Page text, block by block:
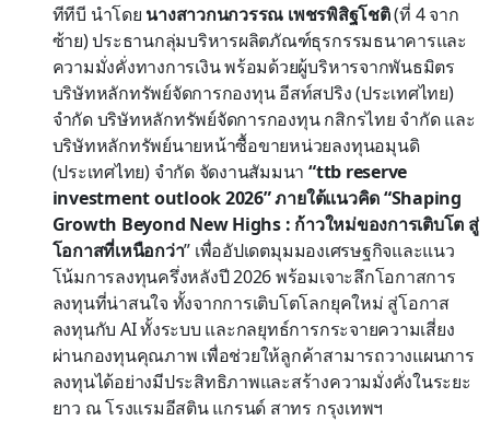
ทีทีบี นำโดย นางสาวกนกวรรณ เพชรพิสิฐโชติ(ที่ 4 จาก
ซ้าย) ประธานกลุ่มบริหารผลิตภัณฑ์ธุรกรรมธนาคารและ
ความมั่งคั่งทางการเงิน พร้อมด้วยผู้บริหารจากพันธมิตร
บริษัทหลักทรัพย์จัดการกองทุน อีสท์สปริง (ประเทศไทย)
จำกัด บริษัทหลักทรัพย์จัดการกองทุน กสิกรไทย จำกัด และ
บริษัทหลักทรัพย์นายหน้าซื้อขายหน่วยลงทุนอมุนดิ
(ประเทศไทย) จำกัด จัดงานสัมมนา “ttb reserve
investment outlook 2026” ภายใต้แนวคิด “Shaping
Growth Beyond New Highs : ก้าวใหม่ของการเติบโต สู่
โอกาสที่เหนือกว่า” เพื่ออัปเดตมุมมองเศรษฐกิจและแนว
โน้มการลงทุนครึ่งหลังปี 2026 พร้อมเจาะลึกโอกาสการ
ลงทุนที่น่าสนใจ ทั้งจากการเติบโตโลกยุคใหม่ สู่โอกาส
ลงทุนกับ AI ทั้งระบบ และกลยุทธ์การกระจายความเสี่ยง
ผ่านกองทุนคุณภาพ เพื่อช่วยให้ลูกค้าสามารถวางแผนการ
ลงทุนได้อย่างมีประสิทธิภาพและสร้างความมั่งคั่งในระยะ
ยาว ณ โรงแรมอีสติน แกรนด์ สาทร กรุงเทพฯ